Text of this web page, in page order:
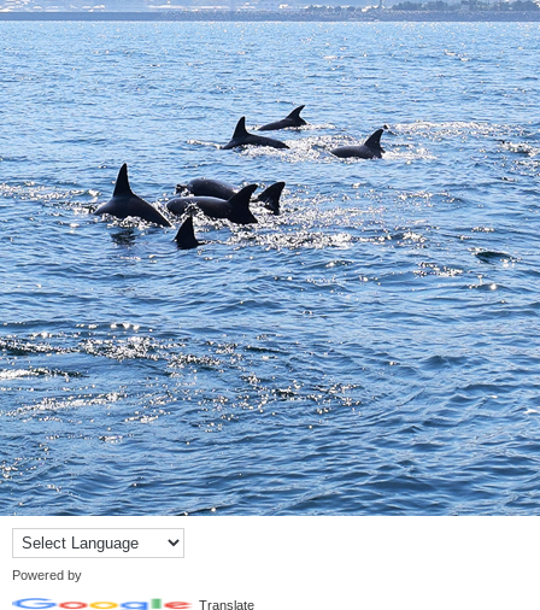
Powered by
Translate